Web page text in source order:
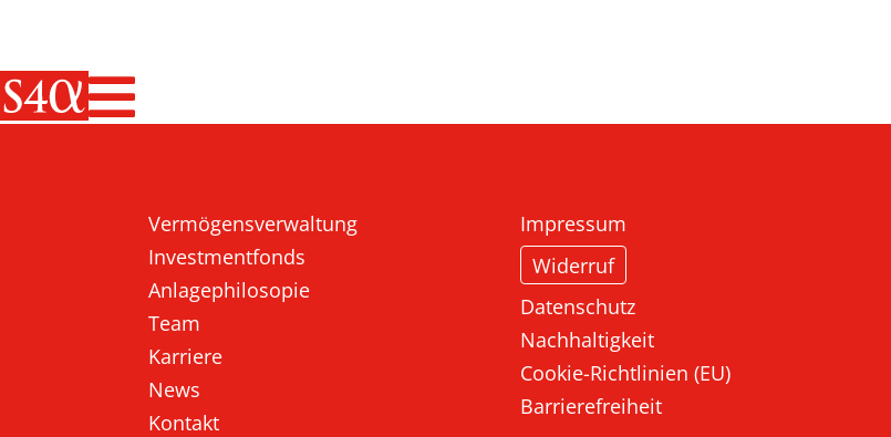
Haupt-Navigation öffnen
Vermögensverwaltung
Investmentfonds
Anlagephilosopie
Team
Karriere
News
Kontakt
Impressum
Widerruf
Datenschutz
Nachhaltigkeit
Cookie-Richtlinien (EU)
Barrierefreiheit